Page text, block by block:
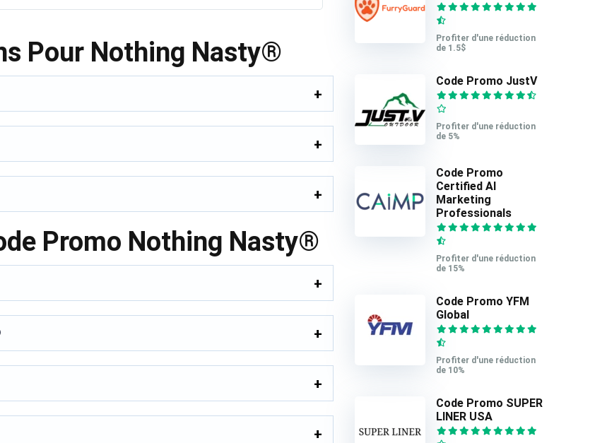
Pour Nothing Nasty®
Promo Nothing Nasty®
Profiter d'une réduction
de 1.5$
Code Promo JustV
Profiter d'une réduction
de 5%
Code Promo
Certified AI
Marketing
Professionals
Profiter d'une réduction
de 15%
Code Promo YFM
Global
Profiter d'une réduction
de 10%
Code Promo SUPER
LINER USA